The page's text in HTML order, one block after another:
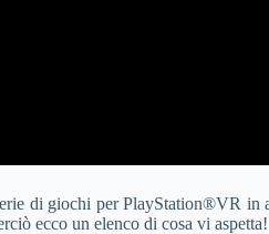
di giochi per PlayStation®VR in
ecco un elenco di cosa vi aspetta!